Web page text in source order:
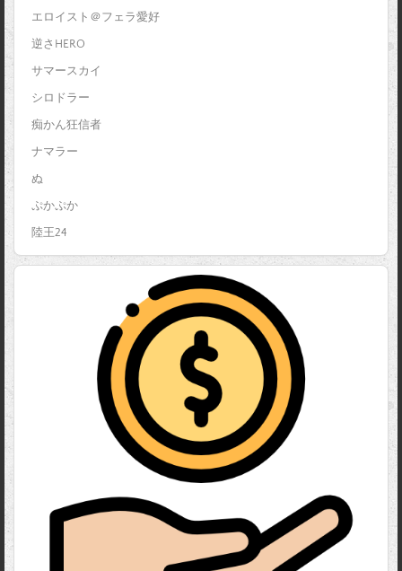
エロイスト＠フェラ愛好
逆さHERO
サマースカイ
シロドラー
痴かん狂信者
ナマラー
ぬ
ぷかぷか
陸王24